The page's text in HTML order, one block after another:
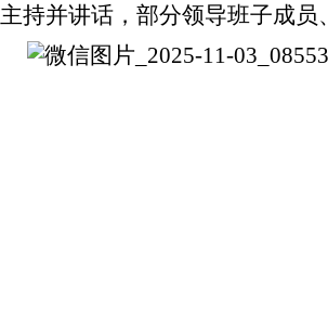
主持并讲话，部分领导班子成